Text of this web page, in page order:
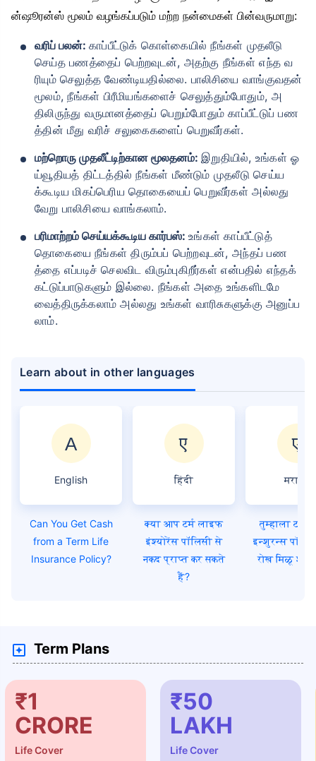
ன்ஷூரன்ஸ் மூலம் வழங்கப்படும் மற்ற நன்மைகள் பின்வருமாறு:
வரிப் பலன்: காப்பீட்டுக் கொள்கையில் நீங்கள் முதலீடு
செய்த பணத்தைப் பெற்றவுடன், அதற்கு நீங்கள் எந்த வ
ரியும் செலுத்த வேண்டியதில்லை. பாலிசியை வாங்குவதன்
மூலம், நீங்கள் பிரீமியங்களைச் செலுத்தும்போதும், அ
திலிருந்து வருமானத்தைப் பெறும்போதும் காப்பீட்டுப் பண
த்தின் மீது வரிச் சலுகைகளைப் பெறுவீர்கள்.
மற்றொரு முதலீட்டிற்கான மூலதனம்: இறுதியில், உங்கள் ஓ
ய்வூதியத் திட்டத்தில் நீங்கள் மீண்டும் முதலீடு செய்ய
க்கூடிய மிகப்பெரிய தொகையைப் பெறுவீர்கள் அல்லது
வேறு பாலிசியை வாங்கலாம்.
பரிமாற்றம் செய்யக்கூடிய கார்பஸ்: உங்கள் காப்பீட்டுத்
தொகையை நீங்கள் திரும்பப் பெற்றவுடன், அந்தப் பண
த்தை எப்படிச் செலவிட விரும்புகிறீர்கள் என்பதில் எந்தக்
கட்டுப்பாடுகளும் இல்லை. நீங்கள் அதை உங்களிடமே
வைத்திருக்கலாம் அல்லது உங்கள் வாரிசுகளுக்கு அனுப்ப
லாம்.
Learn about in other languages
English
Can You Get Cash
from a Term Life
Insurance Policy?
हिंदी
क्या आप टर्म लाइफ
इंश्योरेंस पॉलिसी से
नकद प्राप्त कर सकते
हैं?
मराठी
तुम्हाला टर्म
इन्शुरन्स
रोख मिळू
Term Plans
₹1
CRORE
Life Cover
₹50
LAKH
Life Cover